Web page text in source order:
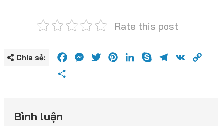
Rate this post
Chia sẻ: FacebookMessenger
TwitterPinterestLinkedIn
Skype Telegram
VK
Bình luận